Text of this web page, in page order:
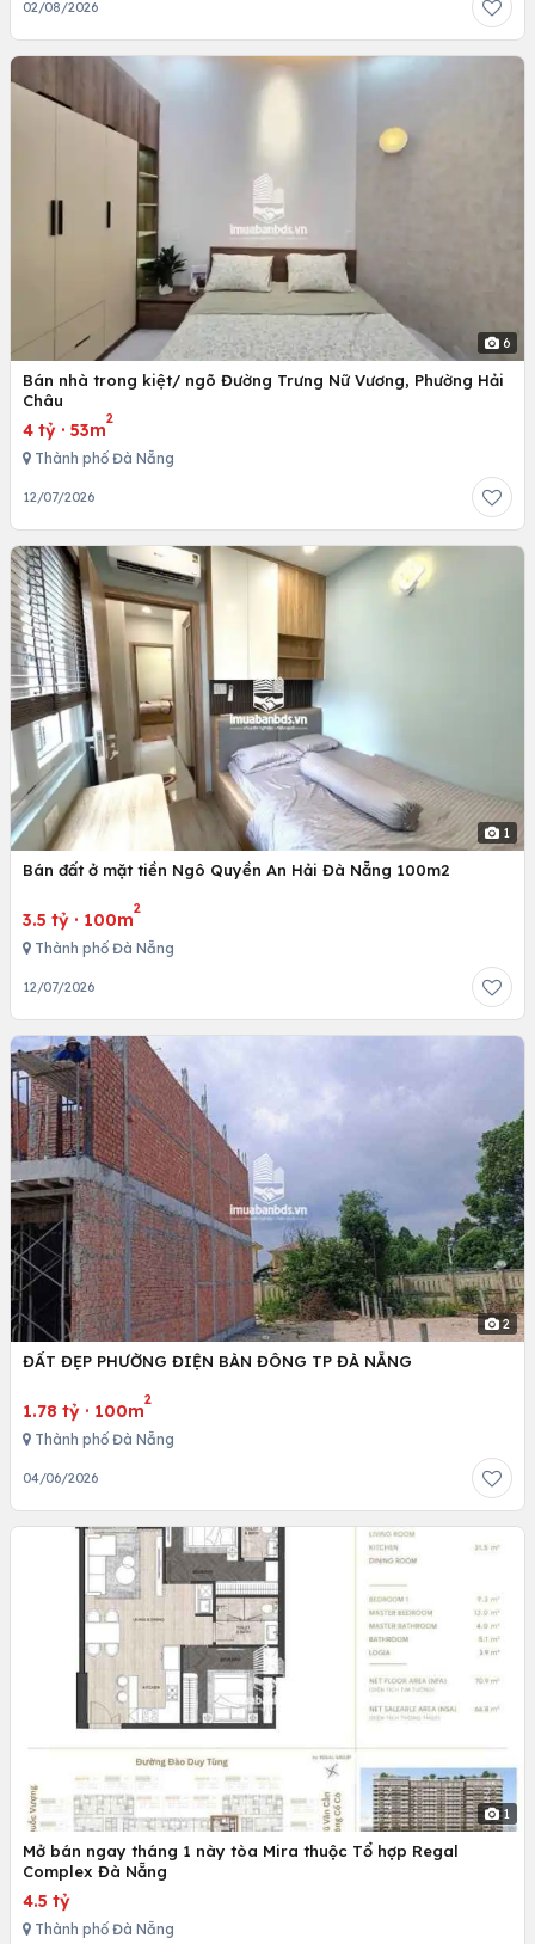
02/08/2026
6
Bán nhà trong kiệt/ ngõ Đường Trưng Nữ Vương, Phường Hải
Châu
4 tỷ · 53m
2
Thành phố Đà Nẵng
12/07/2026
1
Bán đất ở mặt tiền Ngô Quyền An Hải Đà Nẵng 100m2
3.5 tỷ · 100m
2
Thành phố Đà Nẵng
12/07/2026
2
ĐẤT ĐẸP PHƯỜNG ĐIỆN BÀN ĐÔNG TP ĐÀ NẴNG
1.78 tỷ · 100m
2
Thành phố Đà Nẵng
04/06/2026
1
Mở bán ngay tháng 1 này tòa Mira thuộc Tổ hợp Regal
Complex Đà Nẵng
4.5 tỷ
Thành phố Đà Nẵng